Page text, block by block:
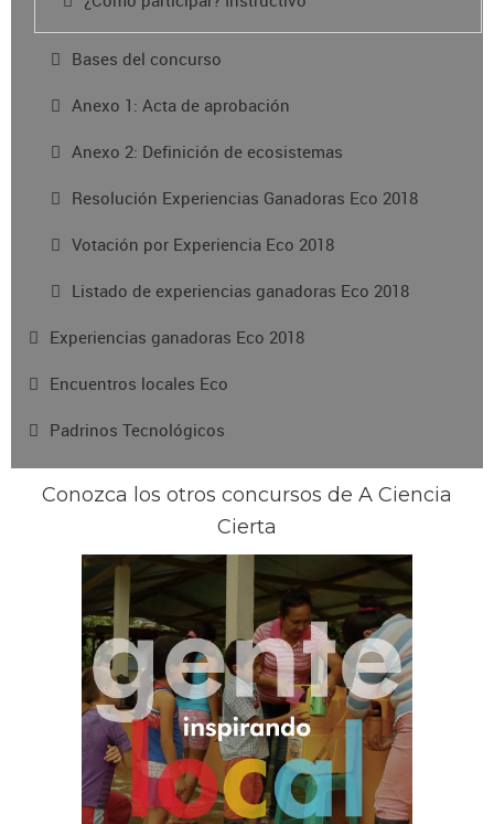
Bases del concurso
Anexo 1: Acta de aprobación
Anexo 2: Definición de ecosistemas
Resolución Experiencias Ganadoras Eco 2018
Votación por Experiencia Eco 2018
Listado de experiencias ganadoras Eco 2018
Experiencias ganadoras Eco 2018
Encuentros locales Eco
Padrinos Tecnológicos
Conozca los otros concursos de A Ciencia
Cierta